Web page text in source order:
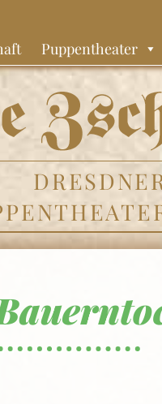
Puppentheater